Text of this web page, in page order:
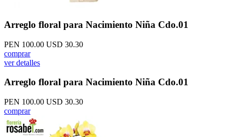
Arreglo floral para Nacimiento Niña Cdo.01
PEN 100.00 USD 30.30
comprar
ver detalles
Arreglo floral para Nacimiento Niña Cdo.01
PEN 100.00 USD 30.30
comprar